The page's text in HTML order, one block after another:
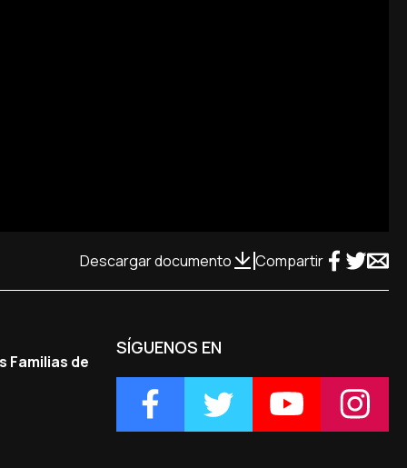
Descargar documento Compartir
Familias de
SÍGUENOS EN